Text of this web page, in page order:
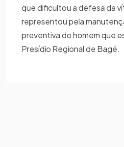
que dificultou a defesa da
representou pela
preventiva do homem que
Presídio Regional de Bagé.